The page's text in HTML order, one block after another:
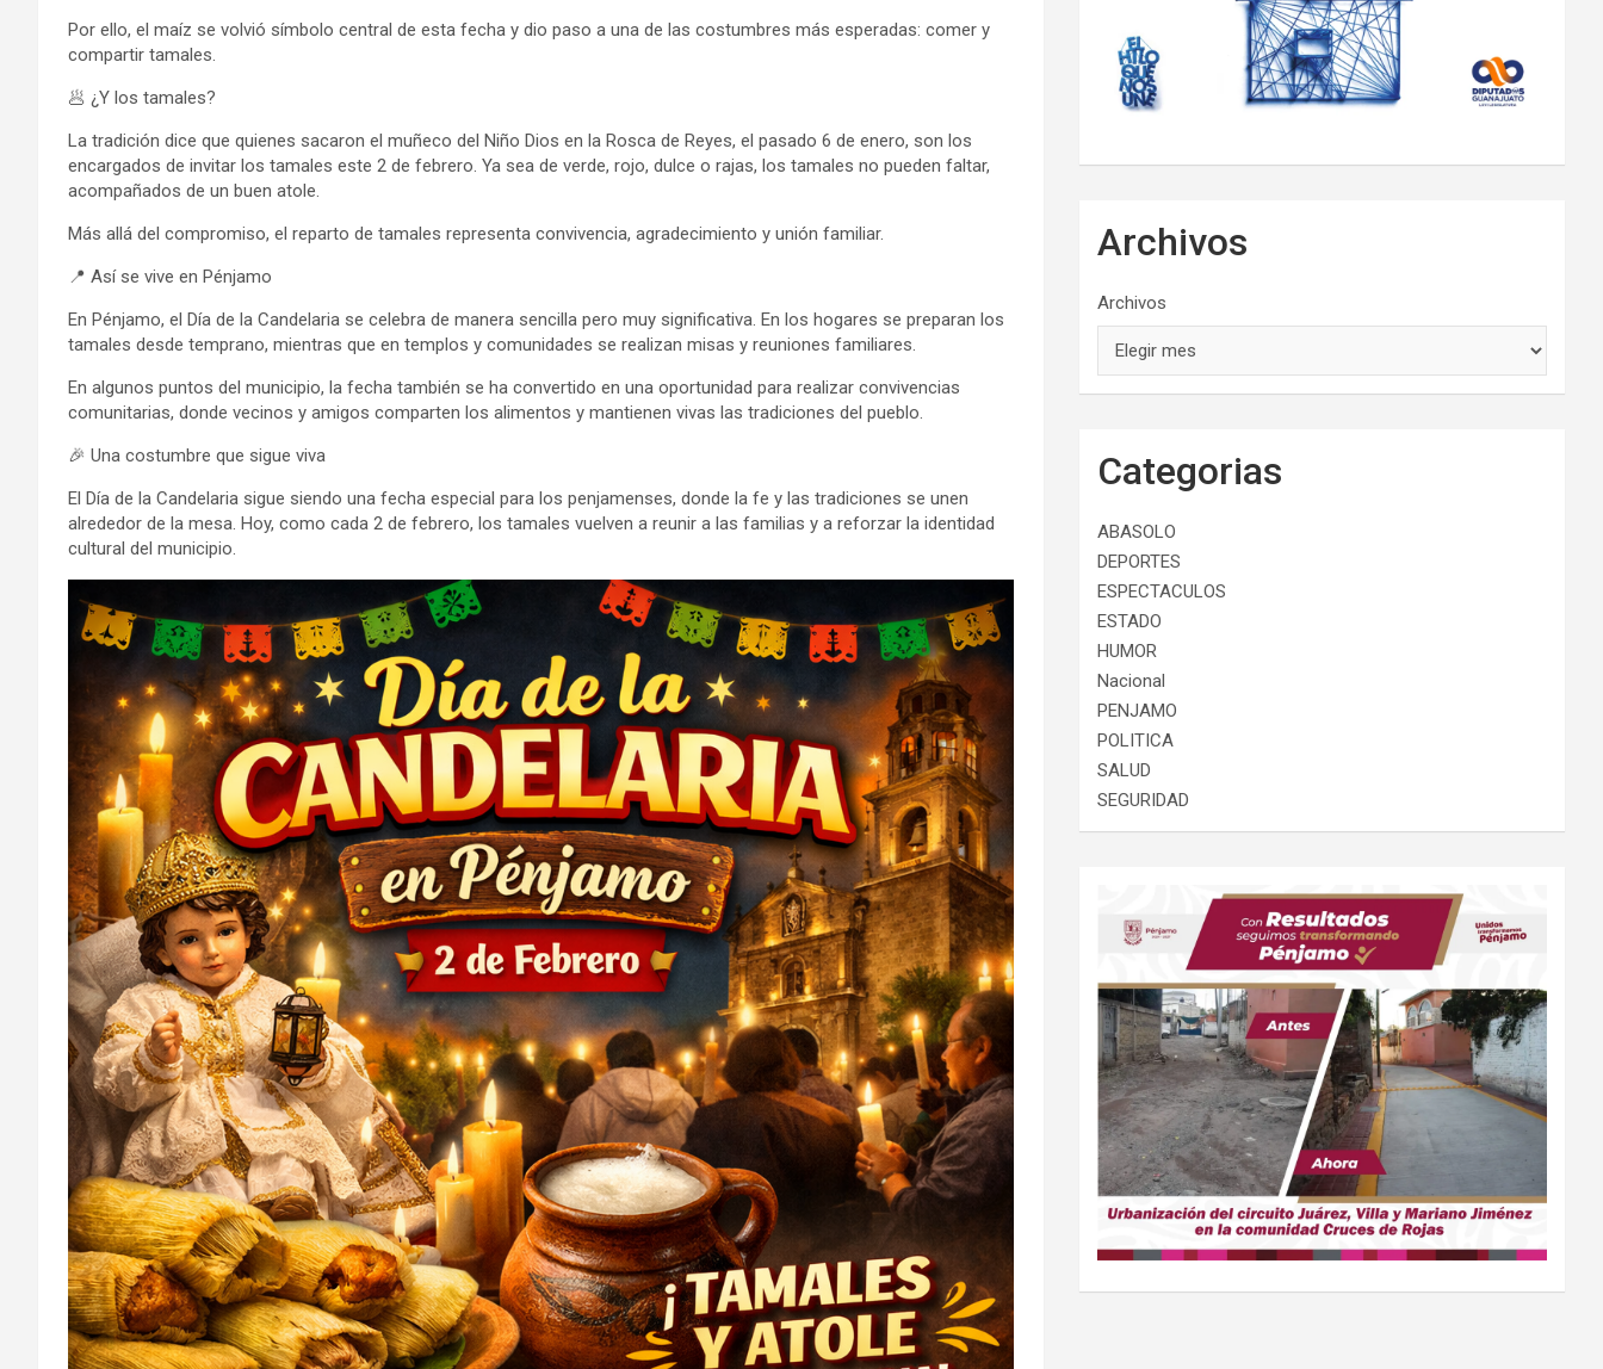
Por ello, el maíz se volvió símbolo central de esta fecha y dio paso a una de las costumbres más esperadas: comer y
compartir tamales.
🥟 ¿Y los tamales?
La tradición dice que quienes sacaron el muñeco del Niño Dios en la Rosca de Reyes, el pasado 6 de enero, son los
encargados de invitar los tamales este 2 de febrero. Ya sea de verde, rojo, dulce o rajas, los tamales no pueden faltar,
acompañados de un buen atole.
Más allá del compromiso, el reparto de tamales representa convivencia, agradecimiento y unión familiar.
📍 Así se vive en Pénjamo
En Pénjamo, el Día de la Candelaria se celebra de manera sencilla pero muy significativa. En los hogares se preparan los
tamales desde temprano, mientras que en templos y comunidades se realizan misas y reuniones familiares.
En algunos puntos del municipio, la fecha también se ha convertido en una oportunidad para realizar convivencias
comunitarias, donde vecinos y amigos comparten los alimentos y mantienen vivas las tradiciones del pueblo.
🎉 Una costumbre que sigue viva
El Día de la Candelaria sigue siendo una fecha especial para los penjamenses, donde la fe y las tradiciones se unen
alrededor de la mesa. Hoy, como cada 2 de febrero, los tamales vuelven a reunir a las familias y a reforzar la identidad
cultural del municipio.
Archivos
Archivos
Categorias
ABASOLO
DEPORTES
ESPECTACULOS
ESTADO
HUMOR
Nacional
PENJAMO
POLITICA
SALUD
SEGURIDAD